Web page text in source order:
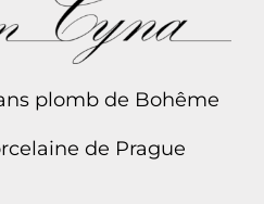
plomb de Bohême
de Prague